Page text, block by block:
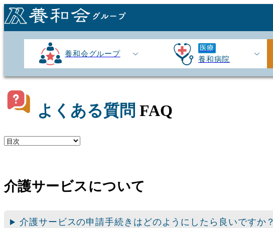
養和会グループ
医療
養和病院
よくある質問 FAQ
介護サービスについて
介護サービスの申請手続きはどのようにしたら良いですか？